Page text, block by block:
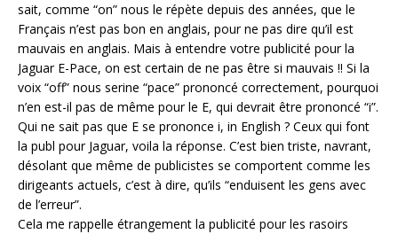
sait, comme “on” nous le répète depuis des années, que le
Français n’est pas bon en anglais, pour ne pas dire qu’il est
mauvais en anglais. Mais à entendre votre publicité pour la
Jaguar E-Pace, on est certain de ne pas être si mauvais !! Si la
voix “off” nous serine “pace” prononcé correctement, pourquoi
n’en est-il pas de même pour le E, qui devrait être prononcé “i”.
Qui ne sait pas que E se prononce i, in English ? Ceux qui font
la publ pour Jaguar, voila la réponse. C’est bien triste, navrant,
désolant que même de publicistes se comportent comme les
dirigeants actuels, c’est à dire, qu’ils “enduisent les gens avec
de l’erreur”.
Cela me rappelle étrangement la publicité pour les rasoirs